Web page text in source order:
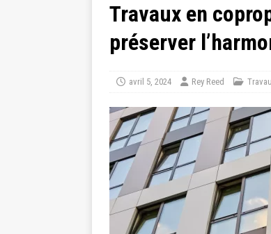
Travaux en
préserver
avril 5, 2024 Rey Reed